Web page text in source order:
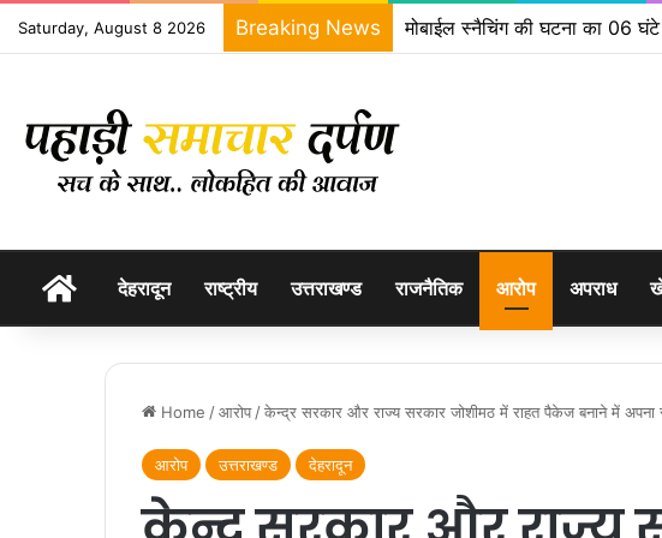
Saturday, August 8 2026 Breaking News मोबाईल स्नैचिंग की घटना का 06
होम देहरादून राष्ट्रीय उत्तराखण्ड राजनैतिक आरोप अपराध
Home /आरोप /केन्द्र सरकार और राज्य सरकार जोशीमठ में राहत पैकेज बनाने में अपना
आरोप उत्तराखण्ड देहरादून